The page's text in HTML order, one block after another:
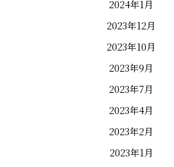
2024年1月
2023年12月
2023年10月
2023年9月
2023年7月
2023年4月
2023年2月
2023年1月